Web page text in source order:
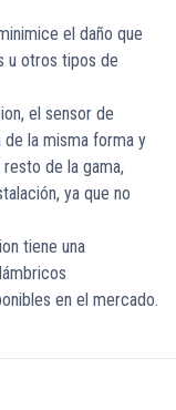
el daño que
u otros tipos de
el sensor de
de la misma forma y
de la gama,
ya que no
tiene una
en el mercado.